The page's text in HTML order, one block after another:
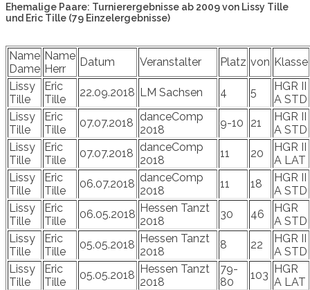
Ehemalige Paare: Turnierergebnisse ab 2009 von Lissy Tille
und Eric Tille (79 Einzelergebnisse)
Name
Dame
Name
Herr
Datum Veranstalter Platz von Klasse
Lissy
Tille
Eric
Tille
22.09.2018 LM Sachsen 4 5
HGR II
A STD
Lissy
Tille
Eric
Tille
07.07.2018 danceComp
2018
9-10 21
HGR II
A STD
Lissy
Tille
Eric
Tille
07.07.2018 danceComp
2018
11 20
HGR II
A LAT
Lissy
Tille
Eric
Tille
06.07.2018 danceComp
2018
11 18
HGR II
A STD
Lissy
Tille
Eric
Tille
06.05.2018 Hessen Tanzt
2018
30 46
HGR
A STD
Lissy
Tille
Eric
Tille
05.05.2018 Hessen Tanzt
2018
8 22
HGR II
A STD
Lissy
Tille
Eric
Tille
05.05.2018 Hessen Tanzt
2018
79-
80
103
HGR
A LAT